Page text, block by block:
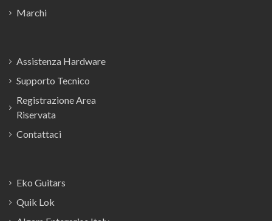
Marchi
Assistenza Hardware
Supporto Tecnico
Registrazione Area
Riservata
Contattaci
Eko Guitars
Quik Lok